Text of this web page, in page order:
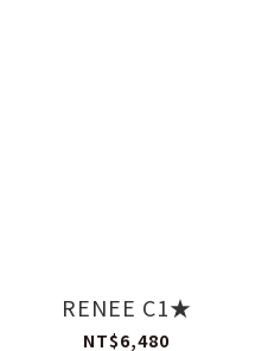
RENEE C1★
NT$6,480